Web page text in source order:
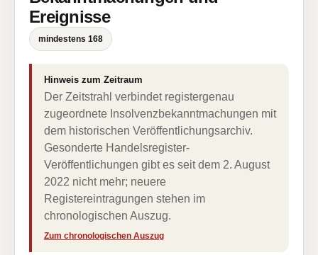
Ereignisse
mindestens 168
Hinweis zum Zeitraum
Der Zeitstrahl verbindet registergenau
zugeordnete Insolvenzbekanntmachungen mit
dem historischen Veröffentlichungsarchiv.
Gesonderte Handelsregister-
Veröffentlichungen gibt es seit dem 2. August
2022 nicht mehr; neuere
Registereintragungen stehen im
chronologischen Auszug.
Zum chronologischen Auszug